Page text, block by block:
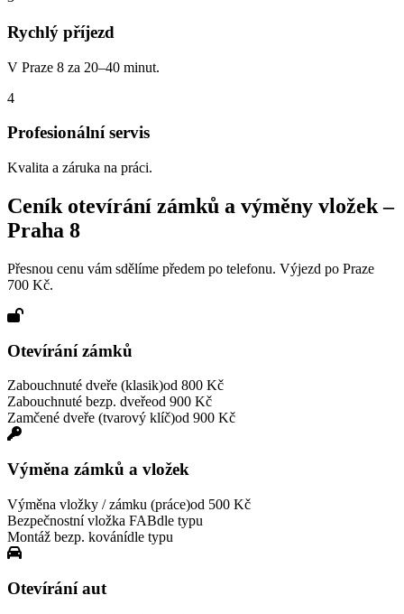
Rychlý příjezd
V Praze 8 za 20–40 minut.
4
Profesionální servis
Kvalita a záruka na práci.
Ceník otevírání zámků a výměny vložek –
Praha 8
Přesnou cenu vám sdělíme předem po telefonu. Výjezd po Praze
700 Kč.
Otevírání zámků
Zabouchnuté dveře (klasik)od 800 Kč
Zabouchnuté bezp. dveřeod 900 Kč
Zamčené dveře (tvarový klíč)od 900 Kč
Výměna zámků a vložek
Výměna vložky / zámku (práce)od 500 Kč
Bezpečnostní vložka FABdle typu
Montáž bezp. kovánídle typu
Otevírání aut